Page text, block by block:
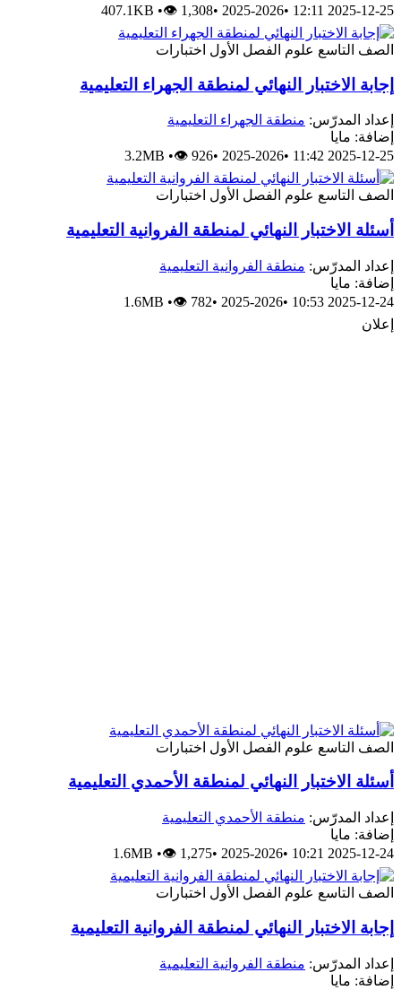
2025-12-25 12:11
•
2025-2026
•
407.1KB •👁 1,308
الصف التاسع علوم الفصل الأول اختبارات
إجابة الاختبار النهائي لمنطقة الجهراء التعليمية
إعداد المدرّس: منطقة الجهراء التعليمية
إضافة: مايا
2025-12-25 11:42
•
2025-2026
•
3.2MB •👁 926
الصف التاسع علوم الفصل الأول اختبارات
أسئلة الاختبار النهائي لمنطقة الفروانية التعليمية
إعداد المدرّس: منطقة الفروانية التعليمية
إضافة: مايا
2025-12-24 10:53
•
2025-2026
•
1.6MB •👁 782
إعلان
الصف التاسع علوم الفصل الأول اختبارات
أسئلة الاختبار النهائي لمنطقة الأحمدي التعليمية
إعداد المدرّس: منطقة الأحمدي التعليمية
إضافة: مايا
2025-12-24 10:21
•
2025-2026
•
1.6MB •👁 1,275
الصف التاسع علوم الفصل الأول اختبارات
إجابة الاختبار النهائي لمنطقة الفروانية التعليمية
إعداد المدرّس: منطقة الفروانية التعليمية
إضافة: مايا